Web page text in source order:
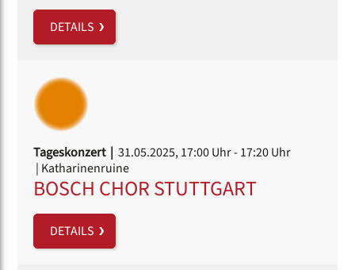
DETAILS
Tageskonzert | 31.05.2025, 17:00 Uhr- 17:20 Uhr
| Katharinenruine
BOSCH CHOR STUTTGART
DETAILS